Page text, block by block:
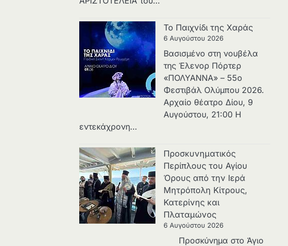
Το Παιχνίδι της Χαράς
6 Αυγούστου 2026
Βασισμένο στη νουβέλα
της Έλενορ Πόρτερ
«ΠΟΛΥΑΝΝΑ» – 55ο
Φεστιβάλ Ολύμπου 2026.
Αρχαίο θέατρο Δίου, 9
Αυγούστου, 21:00 Η
εντεκάχρονη…
Προσκυνηματικός
Περίπλους του Αγίου
Όρους από την Ιερά
Μητρόπολη Κίτρους,
Κατερίνης και
Πλαταμώνος
6 Αυγούστου 2026
Προσκύνημα στο Άγιο